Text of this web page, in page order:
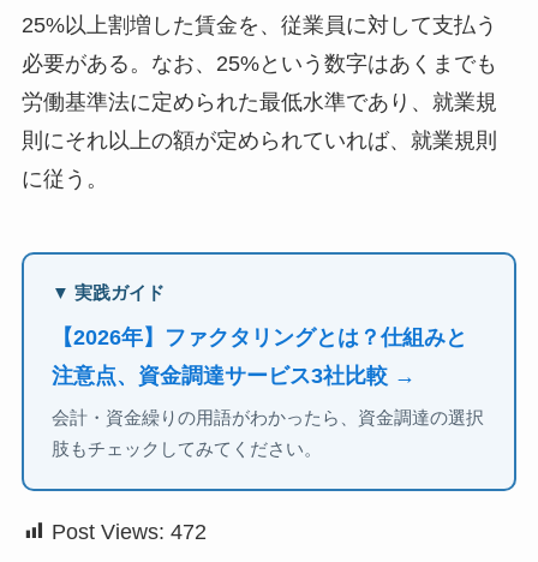
25%以上割増した賃金を、従業員に対して支払う
必要がある。なお、25%という数字はあくまでも
労働基準法に定められた最低水準であり、就業規
則にそれ以上の額が定められていれば、就業規則
に従う。
▼ 実践ガイド
【2026年】ファクタリングとは？仕組みと
注意点、資金調達サービス3社比較 →
会計・資金繰りの用語がわかったら、資金調達の選択
肢もチェックしてみてください。
Post Views: 472